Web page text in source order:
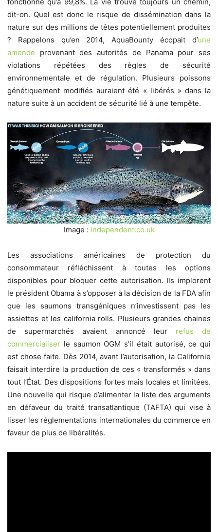
dit-on. Quel est donc le risque de dissémination dans la
nature sur des millions de têtes potentiellement produites
? Rappelons qu’en 2014, AquaBounty écopait d’une
amende provenant des autorités de Panama pour ses
violations répétées des règles de sécurité
environnementale et de régulation. Plusieurs poissons
génétiquement modifiés auraient été « libérés » dans la
nature suite à un accident de sécurité lié à une tempête.
Image : independent.co.uk
Les associations américaines de protection du
consommateur réfléchissent à toutes les options
disponibles pour bloquer cette autorisation. Ils implorent
le président Obama à s’opposer à la décision de la FDA afin
que les saumons transgéniques n’investissent pas les
assiettes et les california rolls. Plusieurs grandes chaines
de supermarchés avaient annoncé leur refus de
commercialiser le saumon OGM s’il était autorisé, ce qui
est chose faite. Dès 2014, avant l’autorisation, la Californie
faisait interdire la production de ces « transformés » dans
tout l’État. Des dispositions fortes mais locales et limitées.
Une nouvelle qui risque d’alimenter la liste des arguments
en défaveur du traité transatlantique (TAFTA) qui vise à
lisser les réglementations internationales du commerce en
faveur de plus de libéralités.